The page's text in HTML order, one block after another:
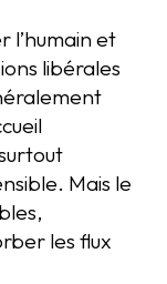
l’humain et
libérales
Mais le
les flux